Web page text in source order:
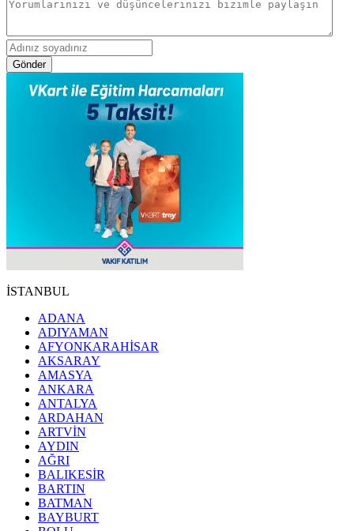
Gönder
İSTANBUL
ADANA
ADIYAMAN
AFYONKARAHİSAR
AKSARAY
AMASYA
ANKARA
ANTALYA
ARDAHAN
ARTVİN
AYDIN
AĞRI
BALIKESİR
BARTIN
BATMAN
BAYBURT